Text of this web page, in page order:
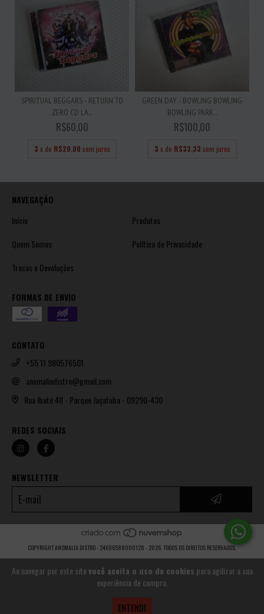
Ao navegar por este sitevocê aceita o uso de cookies para agilizar a sua
experiência de compra.
ENTENDI
SPIRITUAL BEGGARS - RETURN TO
ZERO CD LA...
R$60,00
3 x de R$20,00 sem juros
GREEN DAY - BOWLING BOWLING
BOWLING PARK...
R$100,00
3 x de R$33,33 sem juros
NAVEGAÇÃO
Início
Produtos
Quem Somos
Política de Privacidade
Trocas e Devoluções
FORMAS DE ENVIO
CONTATO
+55 11 980576501
anomaliadistro@gmail.com
Rua Ibaté 48 - Parque Jaçatuba - 09290-430
REDES SOCIAIS
NEWSLETTER
COPYRIGHT ANOMALIA DISTRO - 24696588000128 - 2026. TODOS OS DIREITOS RESERVADOS.